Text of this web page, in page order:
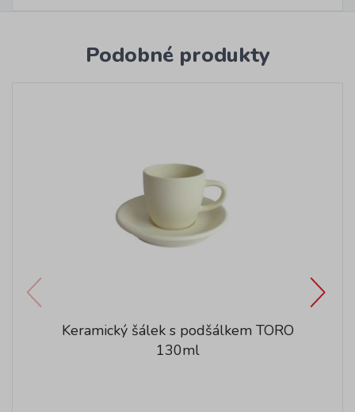
Podobné produkty
Keramický šálek s podšálkem TORO
130ml